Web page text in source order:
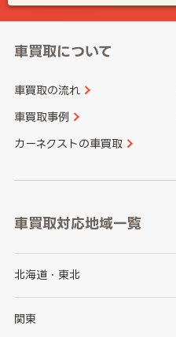
車買取について
車買取の流れ
車買取事例
カーネクストの車買取
車買取対応地域一覧
北海道・東北
北海道
関東